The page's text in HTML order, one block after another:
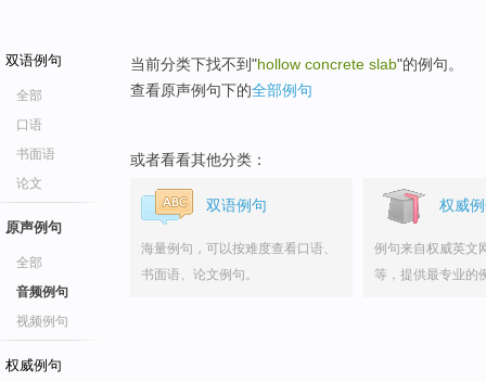
双语例句
全部
口语
书面语
论文
原声例句
全部
音频例句
视频例句
权威例句
当前分类下找不到"hollow concrete slab"的例句。
查看原声例句下的全部例句
或者看看其他分类：
双语例句
海量例句，可以按难度查看口语、
书面语、论文例句。
权威
例句来自权威英文
等，提供最专业的